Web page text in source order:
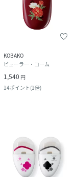
KOBAKO
ビューラー・コーム
1,540 円
14ポイント(1倍)